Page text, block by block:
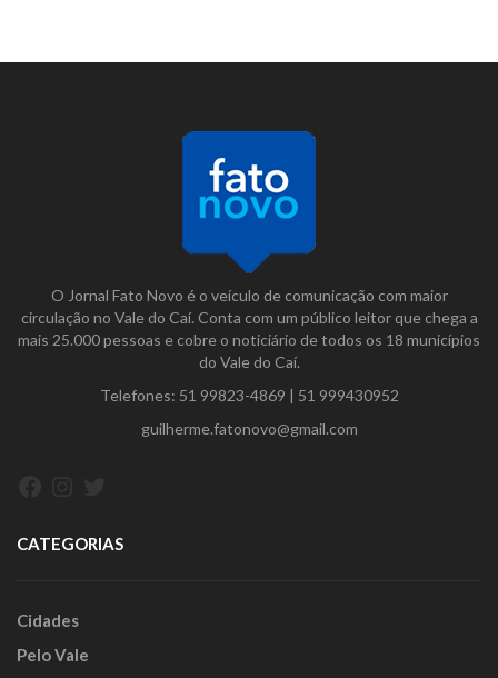
O Jornal Fato Novo é o veículo de comunicação com maior
circulação no Vale do Caí. Conta com um público leitor que chega a
mais 25.000 pessoas e cobre o noticiário de todos os 18 municípios
do Vale do Caí.
Telefones: 51 99823-4869 | 51 999430952
guilherme.fatonovo@gmail.com
CATEGORIAS
Cidades
Pelo Vale